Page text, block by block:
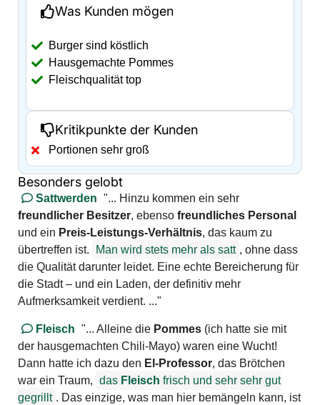
Was Kunden mögen
Burger sind köstlich
Hausgemachte Pommes
Fleischqualität top
Kritikpunkte der Kunden
Portionen sehr groß
Besonders gelobt
Sattwerden "... Hinzu kommen ein sehr
freundlicher Besitzer, ebenso freundliches Personal
und ein Preis-Leistungs-Verhältnis, das kaum zu
übertreffen ist.
Man wird stets mehr als satt , ohne dass
die Qualität darunter leidet. Eine echte Bereicherung für
die Stadt – und ein Laden, der definitiv mehr
Aufmerksamkeit verdient. ..."
Fleisch "... Alleine die Pommes (ich hatte sie mit
der hausgemachten Chili-Mayo) waren eine Wucht!
Dann hatte ich dazu den El-Professor, das Brötchen
war ein Traum, das Fleisch frisch und sehr sehr gut
gegrillt . Das einzige, was man hier bemängeln kann, ist